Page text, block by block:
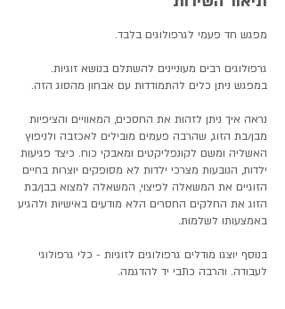
גרפולוגים רבים מעוניינים להשתלם בנושא זוגיות.
נראה איך ניתן לזהות את החסכים, המאוויים והציפיות
מבן/בת הזוג, שהרבה פעמים מובילים לאכזבה ולניפוץ
האשליה ומשם לקונפליקטים ומאבקי כוח. כיצד פגיעות
ילדות, הנובעות מצרכי ילדות לא מסופקים יוצרות בחיים
הזוגיים את המשאלה לפיצוי, המשאלה למצוא בבן/בת
הזוג את החלקים החסרים הלא מודעים באישיות ולהגיע
בנוסף יוצגו מודלים גרפולוגים לזוגיות - כלי גרפולוגי
לעבודה. והרבה כתבי יד להדגמה.